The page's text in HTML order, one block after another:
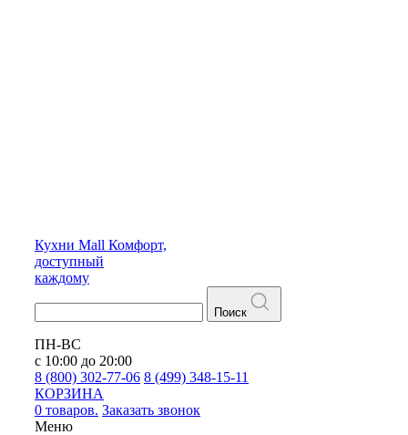
Кухни Mall Комфорт,
доступный
каждому
Поиск
ПН-ВС
с 10:00 до 20:00
8 (800) 302-77-06 8 (499) 348-15-11
КОРЗИНА
0 товаров. Заказать звонок
Меню